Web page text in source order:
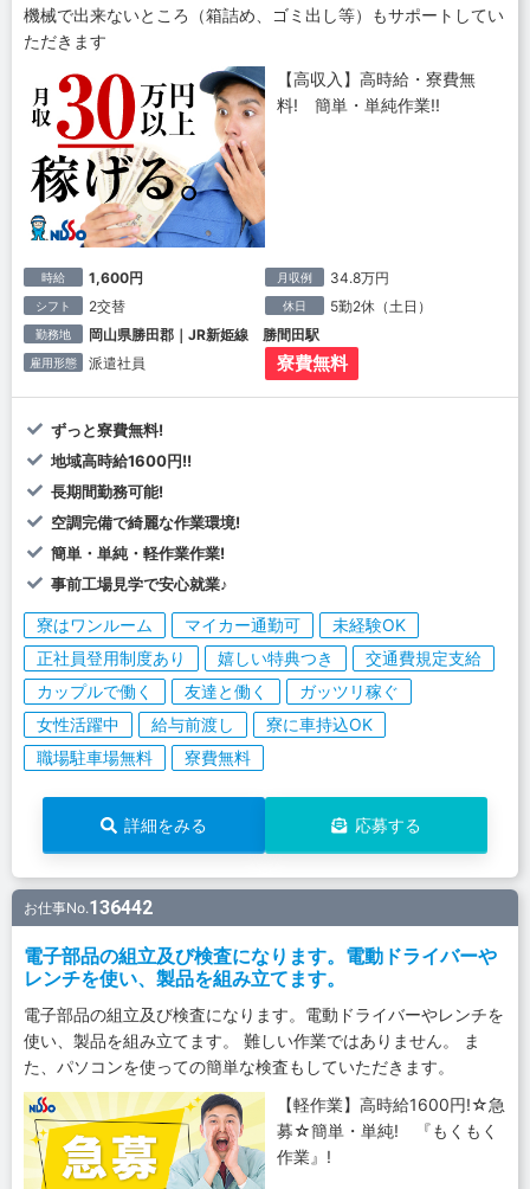
機械で出来ないところ（箱詰め、ゴミ出し等）もサポートしてい
ただきます
【高収入】高時給・寮費無
料! 簡単・単純作業!!
時給 1,600円 月収例 34.8万円
シフト 2交替 休日 5勤2休（土日）
勤務地 岡山県勝田郡｜JR新姫線 勝間田駅
雇用形態 派遣社員 寮費無料
ずっと寮費無料!
地域高時給1600円!!
長期間勤務可能!
空調完備で綺麗な作業環境!
簡単・単純・軽作業作業!
事前工場見学で安心就業♪
寮はワンルーム マイカー通勤可
未経験OK
正社員登用制度あり
嬉しい特典つき
交通費規定支給
カップルで働く
友達と働く
ガッツリ稼ぐ
女性活躍中
給与前渡し
寮に車持込OK
職場駐車場無料
寮費無料
詳細をみる 応募する
お仕事No.136442
電子部品の組立及び検査になります。電動ドライバーや
レンチを使い、製品を組み立てます。
電子部品の組立及び検査になります。電動ドライバーやレンチを
使い、製品を組み立てます。 難しい作業ではありません。 ま
た、パソコンを使っての簡単な検査もしていただきます。
【軽作業】高時給1600円!☆急
募☆簡単・単純! 『もくもく
作業』!